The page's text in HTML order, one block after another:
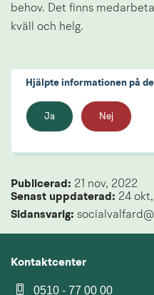
behov. Det finns
kväll och helg.
Hjälpte informationen på
Ja Nej
Publicerad: 21 nov, 2022
Senast uppdaterad: 24
Sidansvarig:
Kontaktcenter
0510 - 77 00 00